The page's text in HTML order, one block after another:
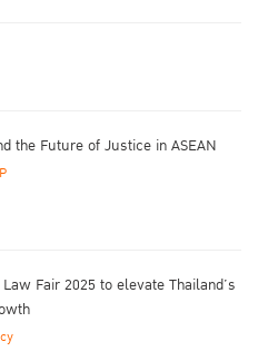
the Future of Justice in ASEAN
Fair 2025 to elevate Thailand’s